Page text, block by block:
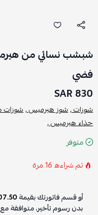
شبشب نسائي من
فضي
830 SAR
شوزات ,شوز هيرميس ,شوزات
حذاء هيرميس ,
متوفر
تم شراءه16مرة
أو قسم فاتورتك بقيمة
بدون رسوم تأخير، متوافقة